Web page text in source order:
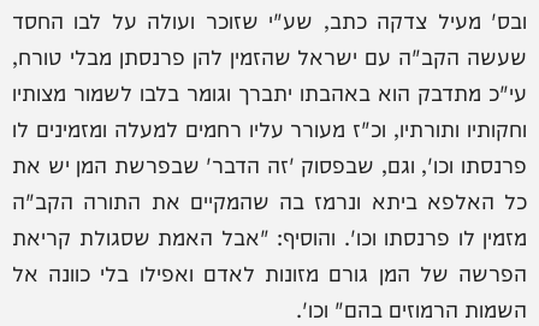
ובס' מעיל צדקה כתב, שע"י שזוכר ועולה על לבו החסד
שעשה הקב"ה עם ישראל שהזמין להן פרנסתן מבלי טורח,
עי"כ מתדבק הוא באהבתו יתברך וגומר בלבו לשמור מצותיו
וחקותיו ותורתיו, וכ"ז מעורר עליו רחמים למעלה ומזמינים לו
פרנסתו וכו', וגם, שבפסוק 'זה הדבר' שבפרשת המן יש את
כל האלפא ביתא ונרמז בה שהמקיים את התורה הקב"ה
מזמין לו פרנסתו וכו'. והוסיף: "אבל האמת שסגולת קריאת
הפרשה של המן גורם מזונות לאדם ואפילו בלי כוונה אל
השמות הרמוזים בהם" וכו'.